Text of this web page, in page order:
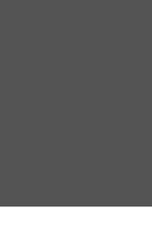
şifahi müdafiə